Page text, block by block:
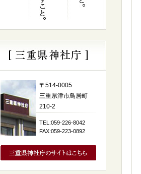
〒514-0005
三重県津市鳥居町
210-2
TEL:059-226-8042
FAX:059-223-0892